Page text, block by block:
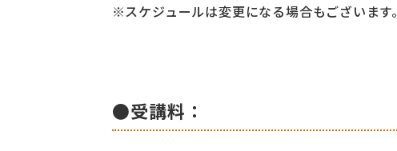
※スケジュールは変更になる場合もございます。
●受講料：